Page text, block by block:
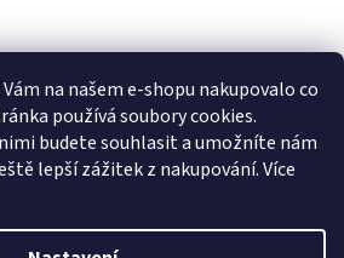
na našem e-shopu nakupovalo co
používá soubory cookies.
budete souhlasit a umožníte nám
lepší zážitek z nakupování.Více
pod Pálavou kování Tulip
úchytky Siro Blum - perfecting motion